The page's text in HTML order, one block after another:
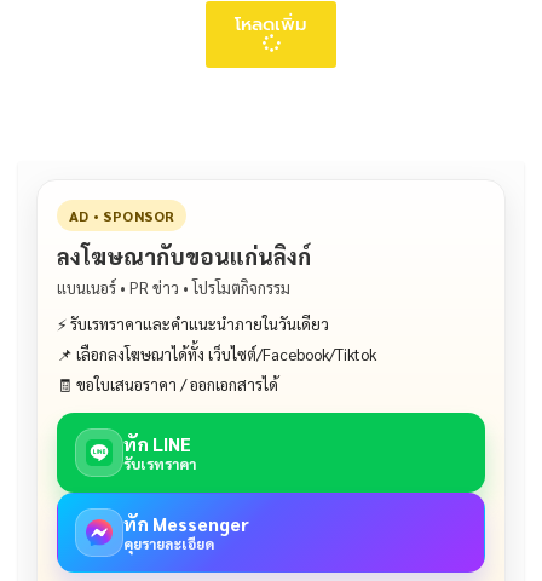
โหลดเพิ่ม
AD • SPONSOR
ลงโฆษณากับขอนแก่นลิงก์
แบนเนอร์ • PR ข่าว • โปรโมตกิจกรรม
⚡ รับเรทราคาและคำแนะนำภายในวันเดียว
📌 เลือกลงโฆษณาได้ทั้ง เว็บไซต์/Facebook/Tiktok
🧾 ขอใบเสนอราคา / ออกเอกสารได้
ทัก LINE
รับเรทราคา
ทัก Messenger
คุยรายละเอียด